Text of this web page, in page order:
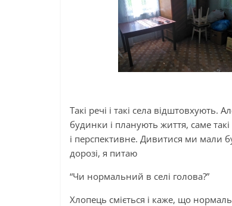
Такі речі і такі села відштовхують.
будинки і планують життя, саме
і перспективне. Дивитися ми мали
дорозі, я питаю
“Чи нормальний в селі голова?”
Хлопець сміється і каже, що